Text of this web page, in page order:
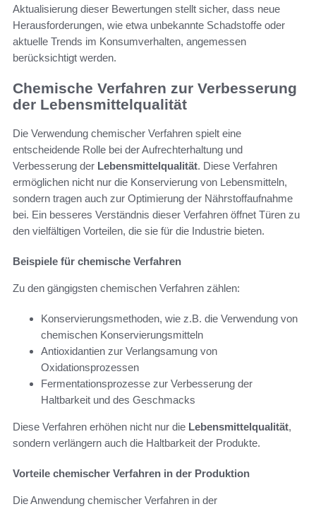
Aktualisierung dieser Bewertungen stellt sicher, dass neue
Herausforderungen, wie etwa unbekannte Schadstoffe oder
aktuelle Trends im Konsumverhalten, angemessen
berücksichtigt werden.
Chemische Verfahren zur Verbesserung
der Lebensmittelqualität
Die Verwendung chemischer Verfahren spielt eine
entscheidende Rolle bei der Aufrechterhaltung und
Verbesserung der Lebensmittelqualität. Diese Verfahren
ermöglichen nicht nur die Konservierung von Lebensmitteln,
sondern tragen auch zur Optimierung der Nährstoffaufnahme
bei. Ein besseres Verständnis dieser Verfahren öffnet Türen zu
den vielfältigen Vorteilen, die sie für die Industrie bieten.
Beispiele für chemische Verfahren
Zu den gängigsten chemischen Verfahren zählen:
Konservierungsmethoden, wie z.B. die Verwendung von
chemischen Konservierungsmitteln
Antioxidantien zur Verlangsamung von
Oxidationsprozessen
Fermentationsprozesse zur Verbesserung der
Haltbarkeit und des Geschmacks
Diese Verfahren erhöhen nicht nur die Lebensmittelqualität,
sondern verlängern auch die Haltbarkeit der Produkte.
Vorteile chemischer Verfahren in der Produktion
Die Anwendung chemischer Verfahren in der